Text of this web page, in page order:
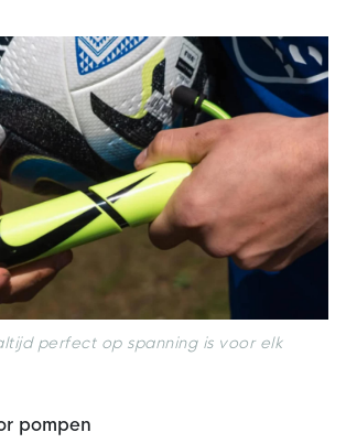
perfect op spanning is voor elk
pompen